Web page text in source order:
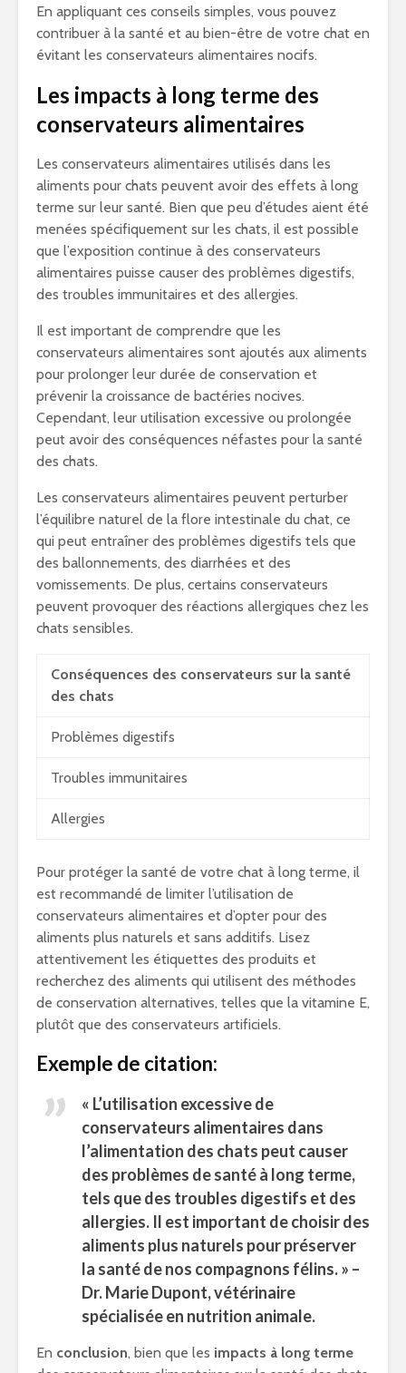
En appliquant ces conseils simples, vous pouvez
contribuer à la santé et au bien-être de votre chat en
évitant les conservateurs alimentaires nocifs.
Les impacts à long terme des
conservateurs alimentaires
Les conservateurs alimentaires utilisés dans les
aliments pour chats peuvent avoir des effets à long
terme sur leur santé. Bien que peu d’études aient été
menées spécifiquement sur les chats, il est possible
que l’exposition continue à des conservateurs
alimentaires puisse causer des problèmes digestifs,
des troubles immunitaires et des allergies.
Il est important de comprendre que les
conservateurs alimentaires sont ajoutés aux aliments
pour prolonger leur durée de conservation et
prévenir la croissance de bactéries nocives.
Cependant, leur utilisation excessive ou prolongée
peut avoir des conséquences néfastes pour la santé
des chats.
Les conservateurs alimentaires peuvent perturber
l’équilibre naturel de la flore intestinale du chat, ce
qui peut entraîner des problèmes digestifs tels que
des ballonnements, des diarrhées et des
vomissements. De plus, certains conservateurs
peuvent provoquer des réactions allergiques chez les
chats sensibles.
Conséquences des conservateurs sur la santé
des chats
Problèmes digestifs
Troubles immunitaires
Allergies
Pour protéger la santé de votre chat à long terme, il
est recommandé de limiter l’utilisation de
conservateurs alimentaires et d’opter pour des
aliments plus naturels et sans additifs. Lisez
attentivement les étiquettes des produits et
recherchez des aliments qui utilisent des méthodes
de conservation alternatives, telles que la vitamine E,
plutôt que des conservateurs artificiels.
Exemple de citation:
« L’utilisation excessive de
conservateurs alimentaires dans
l’alimentation des chats peut causer
des problèmes de santé à long terme,
tels que des troubles digestifs et des
allergies. Il est important de choisir des
aliments plus naturels pour préserver
la santé de nos compagnons félins. » –
Dr. Marie Dupont, vétérinaire
spécialisée en nutrition animale.
En conclusion, bien que les impacts à long terme